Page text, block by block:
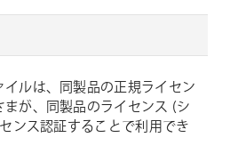
ルは、同製品の正規ライセン
が、同製品のライセンス (シ
ンス認証することで利用でき